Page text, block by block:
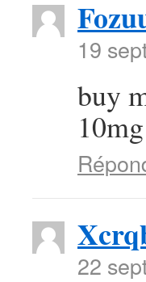
19
buy
22